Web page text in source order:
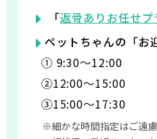
「返骨ありお任せプ
ペットちゃんの「お
① 9:30〜12:00
②12:00〜15:00
③15:00〜17:30
細かな時間指定はご遠